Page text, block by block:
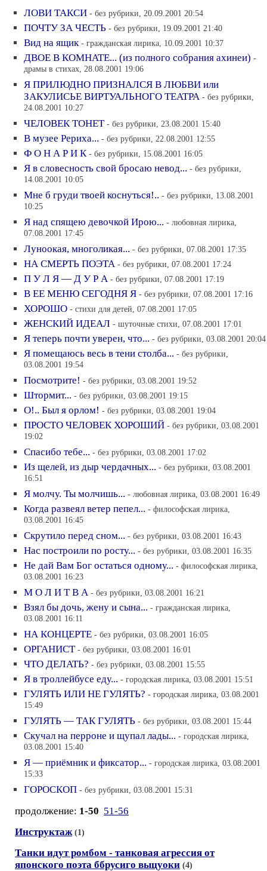
ЛОВИ ТАКСИ - без рубрики, 20.09.2001 20:54
ПОЧТУ ЗА ЧЕСТЬ - без рубрики, 19.09.2001 21:40
Вид на ящик - гражданская лирика, 10.09.2001 10:37
ДВОЕ В КОМНАТЕ... (из полного собрания ахинеи) -
драмы в стихах, 28.08.2001 19:06
Я ПРИЛЮДНО ПРИЗНАЛСЯ В ЛЮБВИ или
ЗАКУЛИСЬЕ ВИРТУАЛЬНОГО ТЕАТРА - без рубрики,
24.08.2001 10:27
ЧЕЛОВЕК ТОНЕТ - без рубрики, 23.08.2001 15:40
В музее Рериха... - без рубрики, 22.08.2001 12:55
Ф О Н А Р И К - без рубрики, 15.08.2001 16:05
Я в словесность свой бросаю невод... - без рубрики,
14.08.2001 10:05
Мне б груди твоей коснуться!.. - без рубрики, 13.08.2001
10:25
Я над спящею девочкой Ирою... - любовная лирика,
07.08.2001 17:45
Луноокая, многоликая... - без рубрики, 07.08.2001 17:35
НА СМЕРТЬ ПОЭТА - без рубрики, 07.08.2001 17:24
П У Л Я — Д У Р А - без рубрики, 07.08.2001 17:19
В ЕЕ МЕНЮ СЕГОДНЯ Я - без рубрики, 07.08.2001 17:16
ХОРОШО - стихи для детей, 07.08.2001 17:05
ЖЕНСКИЙ ИДЕАЛ - шуточные стихи, 07.08.2001 17:01
Я теперь почти уверен, что... - без рубрики, 03.08.2001 20:04
Я помещаюсь весь в тени столба... - без рубрики,
03.08.2001 19:54
Посмотрите! - без рубрики, 03.08.2001 19:52
Штормит... - без рубрики, 03.08.2001 19:15
О!.. Был я орлом! - без рубрики, 03.08.2001 19:04
ПРОСТО ЧЕЛОВЕК ХОРОШИЙ - без рубрики, 03.08.2001
19:02
Спасибо тебе... - без рубрики, 03.08.2001 17:02
Из щелей, из дыр чердачных... - без рубрики, 03.08.2001
16:51
Я молчу. Ты молчишь... - любовная лирика, 03.08.2001 16:49
Когда развеял ветер пепел... - философская лирика,
03.08.2001 16:45
Скрутило перед сном... - без рубрики, 03.08.2001 16:43
Нас построили по росту... - без рубрики, 03.08.2001 16:35
Не дай Вам Бог остаться одному... - философская лирика,
03.08.2001 16:23
М О Л И Т В А - без рубрики, 03.08.2001 16:21
Взял бы дочь, жену и сына... - гражданская лирика,
03.08.2001 16:11
НА КОНЦЕРТЕ - без рубрики, 03.08.2001 16:05
ОРГАНИСТ - без рубрики, 03.08.2001 16:01
ЧТО ДЕЛАТЬ? - без рубрики, 03.08.2001 15:55
Я в троллейбусе еду... - городская лирика, 03.08.2001 15:51
ГУЛЯТЬ ИЛИ НЕ ГУЛЯТЬ? - городская лирика, 03.08.2001
15:49
ГУЛЯТЬ — ТАК ГУЛЯТЬ - без рубрики, 03.08.2001 15:44
Скучал на перроне и щупал лады... - городская лирика,
03.08.2001 15:40
Я — приёмник и фиксатор... - городская лирика, 03.08.2001
15:33
ГОРОСКОП - без рубрики, 03.08.2001 15:31
продолжение: 1-50 51-56
Инструктаж (1)
Танки идут ромбом - танковая агрессия от
японского поэта ббрусиго выцуоки (4)